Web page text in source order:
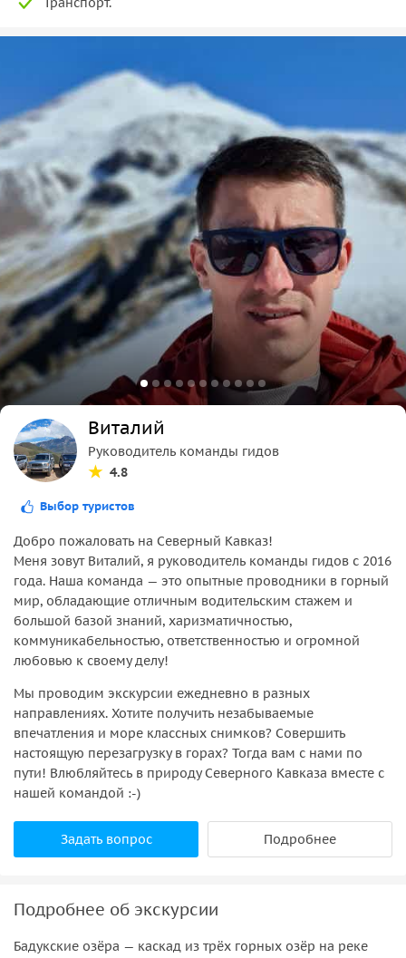
Виталий
Руководитель команды гидов
4.8
Выбор туристов
Добро пожаловать на Северный Кавказ!
Меня зовут Виталий, я руководитель команды гидов c 2016
года. Наша команда — это опытные проводники в горный
мир, обладающие отличным водительским стажем и
большой базой знаний, харизматичностью,
коммуникабельностью, ответственностью и огромной
любовью к своему делу!
Мы проводим экскурсии ежедневно в разных
направлениях. Хотите получить незабываемые
впечатления и море классных снимков? Совершить
настоящую перезагрузку в горах? Тогда вам с нами по
пути! Влюбляйтесь в природу Северного Кавказа вместе с
нашей командой :-)
Задать вопрос Подробнее
Подробнее об экскурсии
Бадукские озёра — каскад из трёх горных озёр на реке